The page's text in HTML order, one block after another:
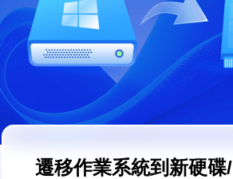
遷移作業系統到新硬碟/